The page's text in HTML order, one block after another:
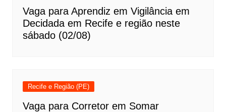
Vaga para Aprendiz em Vigilância em
Decidada em Recife e região neste
sábado (02/08)
Recife e Região (PE)
Vaga para Corretor em Somar